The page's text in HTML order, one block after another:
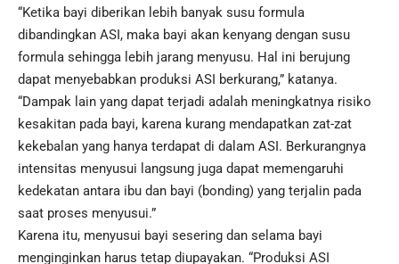
“Ketika bayi diberikan lebih banyak susu formula
dibandingkan ASI, maka bayi akan kenyang dengan susu
formula sehingga lebih jarang menyusu. Hal ini berujung
dapat menyebabkan produksi ASI berkurang,” katanya.
“Dampak lain yang dapat terjadi adalah meningkatnya risiko
kesakitan pada bayi, karena kurang mendapatkan zat-zat
kekebalan yang hanya terdapat di dalam ASI. Berkurangnya
intensitas menyusui langsung juga dapat memengaruhi
kedekatan antara ibu dan bayi (bonding) yang terjalin pada
saat proses menyusui.”
Karena itu, menyusui bayi sesering dan selama bayi
menginginkan harus tetap diupayakan. “Produksi ASI